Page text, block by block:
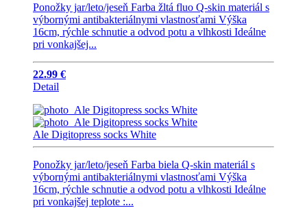
Ponožky jar/leto/jeseň Farba žltá fluo Q-skin materiál s
výbornými antibakteriálnymi vlastnosťami Výška
16cm, rýchle schnutie a odvod potu a vlhkosti Ideálne
pri vonkajšej...
22.99 €
Detail
Ale Digitopress socks White
Ponožky jar/leto/jeseň Farba biela Q-skin materiál s
výbornými antibakteriálnymi vlastnosťami Výška
16cm, rýchle schnutie a odvod potu a vlhkosti Ideálne
pri vonkajšej teplote :...